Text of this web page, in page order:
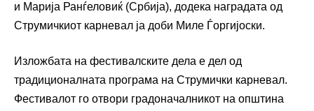
и Марија Ранѓеловиќ (Србија), додека наградата од
Струмичкиот карневал ја доби Миле Ѓоргијоски.
Изложбата на фестивалските дела е дел од
традиционалната програма на Струмички карневал.
Фестивалот го отвори градоначалникот на општина